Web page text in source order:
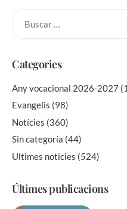
Categories
Any vocacional 2026-2027
Evangelis (98)
Notícies (360)
Sin categoría (44)
Ultimes noticies (524)
Últimes publicacions